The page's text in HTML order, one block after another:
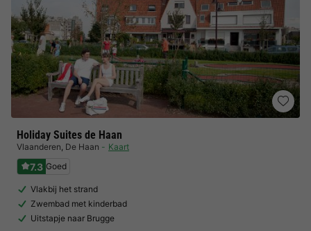
Holiday Suites de Haan
Vlaanderen, De Haan Kaart
7.3 Goed
Vlakbij het strand
Zwembad met kinderbad
Uitstapje naar Brugge